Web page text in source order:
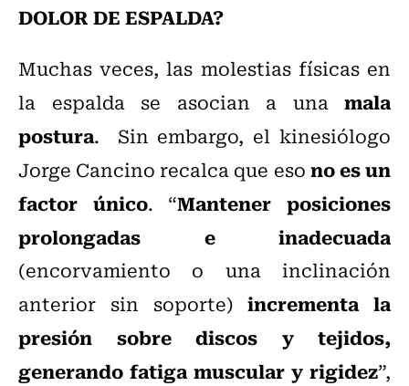
DOLOR DE ESPALDA?
Muchas veces, las molestias físicas en
la espalda se asocian a una mala
postura. Sin embargo, el kinesiólogo
Jorge Cancino recalca que esono es un
factor único. “Mantener posiciones
prolongadas e inadecuada
(encorvamiento o una inclinación
anterior sin soporte)incrementa la
presión sobre discos y tejidos,
generando fatiga muscular y rigidez”,